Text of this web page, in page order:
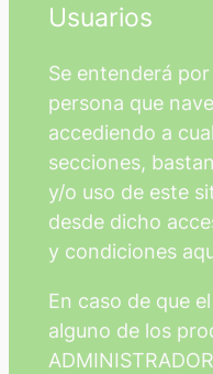
Usuarios
Se entenderá
persona que
accediendo a
secciones,
y/o uso de este
desde dicho
y condiciones
En caso de que
alguno de los